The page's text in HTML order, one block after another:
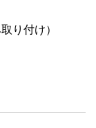
り付け）